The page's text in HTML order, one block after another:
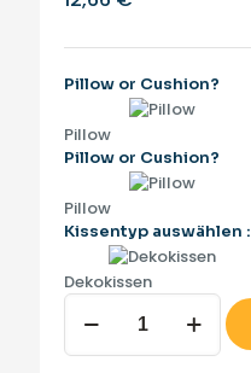
Pillow or Cushion?
Pillow
Pillow or Cushion?
Pillow
Kissentyp auswählen :
Dekokissen
Outdoor-
Kissen
&